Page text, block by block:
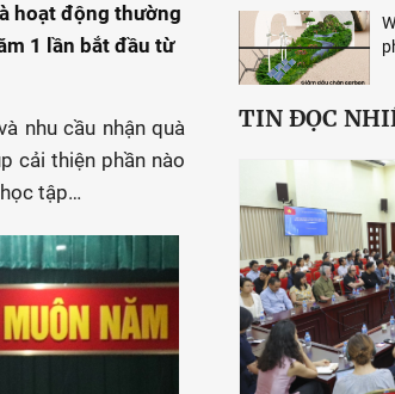
hoạt động thường
1 lần bắt đầu từ
nhu cầu nhận quà
cải thiện phần nào
tập…
TIN ĐỌC